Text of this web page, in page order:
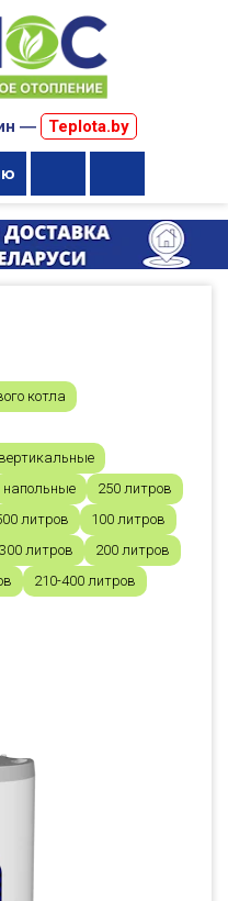
― Teplota.by
котла
вертикальные
напольные
250 литров
литров
100 литров
300 литров
200 литров
210-400 литров